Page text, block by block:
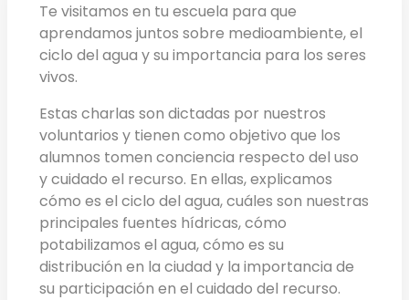
Te visitamos en tu escuela para que
aprendamos juntos sobre medioambiente, el
ciclo del agua y su importancia para los seres
vivos.
Estas charlas son dictadas por nuestros
voluntarios y tienen como objetivo que los
alumnos tomen conciencia respecto del uso
y cuidado el recurso. En ellas, explicamos
cómo es el ciclo del agua, cuáles son nuestras
principales fuentes hídricas, cómo
potabilizamos el agua, cómo es su
distribución en la ciudad y la importancia de
su participación en el cuidado del recurso.